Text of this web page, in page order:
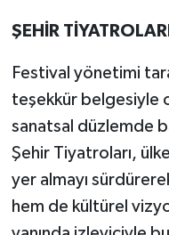
ŞEHİR
Festival yönetimi
teşekkür belgesiyle
sanatsal düzlemde
Şehir Tiyatroları,
yer almayı
hem de kültürel